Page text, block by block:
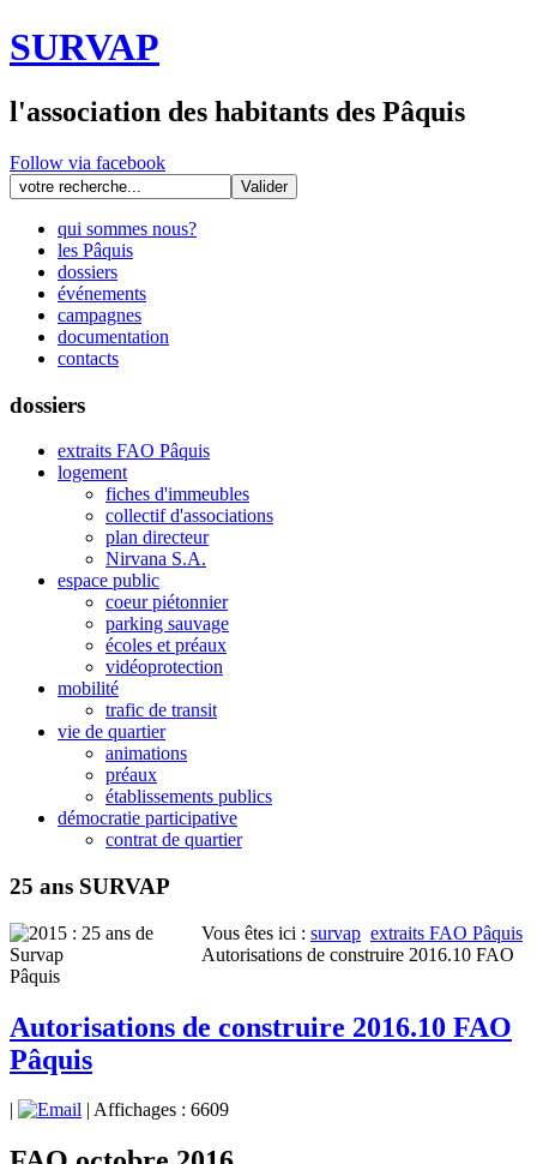
SURVAP
l'association des habitants des Pâquis
Follow via facebook
qui sommes nous?
les Pâquis
dossiers
événements
campagnes
documentation
contacts
dossiers
extraits FAO Pâquis
logement
fiches d'immeubles
collectif d'associations
plan directeur
Nirvana S.A.
espace public
coeur piétonnier
parking sauvage
écoles et préaux
vidéoprotection
mobilité
trafic de transit
vie de quartier
animations
préaux
établissements publics
démocratie participative
contrat de quartier
25 ans SURVAP
Vous êtes ici : survap extraits FAO Pâquis
Autorisations de construire 2016.10 FAO
Pâquis
Autorisations de construire 2016.10 FAO
Pâquis
| Affichages : 6609